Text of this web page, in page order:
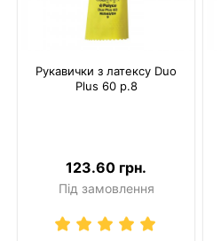
Рукавички з латексу Duo
Plus 60 р.8
123.60 грн.
Під замовлення